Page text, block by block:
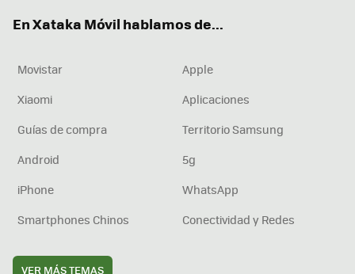
En Xataka Móvil hablamos de...
Movistar
Apple
Xiaomi
Aplicaciones
Guías de compra
Territorio Samsung
Android
5g
iPhone
WhatsApp
Smartphones Chinos
Conectividad y Redes
VER MÁS TEMAS